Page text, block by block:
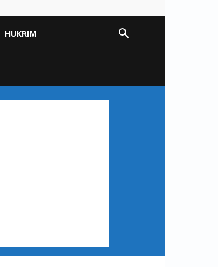
HUKRIM